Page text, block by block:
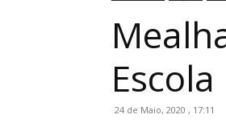
24 de Maio, 2020 , 17:11